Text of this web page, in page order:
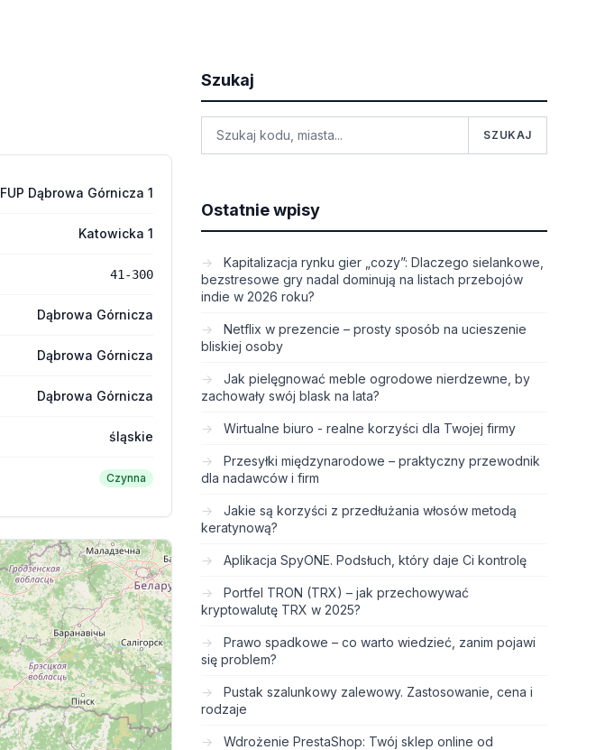
FUP Dąbrowa Górnicza 1
Katowicka 1
41-300
Dąbrowa Górnicza
Dąbrowa Górnicza
Dąbrowa Górnicza
śląskie
Czynna
Szukaj
SZUKAJ
Ostatnie wpisy
Kapitalizacja rynku gier „cozy”: Dlaczego sielankowe,
bezstresowe gry nadal dominują na listach przebojów
indie w 2026 roku?
Netflix w prezencie – prosty sposób na ucieszenie
bliskiej osoby
Jak pielęgnować meble ogrodowe nierdzewne, by
zachowały swój blask na lata?
Wirtualne biuro - realne korzyści dla Twojej firmy
Przesyłki międzynarodowe – praktyczny przewodnik
dla nadawców i firm
Jakie są korzyści z przedłużania włosów metodą
keratynową?
Aplikacja SpyONE. Podsłuch, który daje Ci kontrolę
Portfel TRON (TRX) – jak przechowywać
kryptowalutę TRX w 2025?
Prawo spadkowe – co warto wiedzieć, zanim pojawi
się problem?
Pustak szalunkowy zalewowy. Zastosowanie, cena i
rodzaje
Wdrożenie PrestaShop: Twój sklep online od